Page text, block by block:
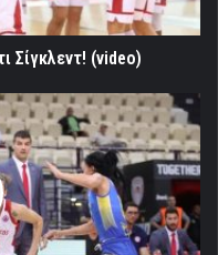
Σίγκλεντ! (video)